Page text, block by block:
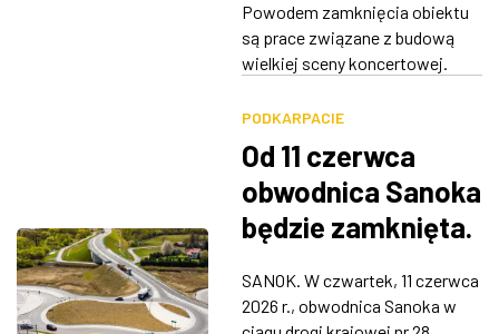
Powodem zamknięcia obiektu
są prace związane z budową
wielkiej sceny koncertowej.
PODKARPACIE
Od 11 czerwca
obwodnica Sanoka
będzie zamknięta.
potrwają około 3
SANOK. W czwartek, 11 czerwca
2026 r., obwodnica Sanoka w